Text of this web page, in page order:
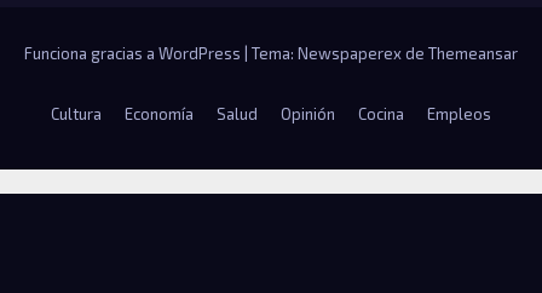
Funciona gracias a WordPress Tema: Newspaperex de Themeansar
Cultura Economía Salud Opinión Cocina Empleos